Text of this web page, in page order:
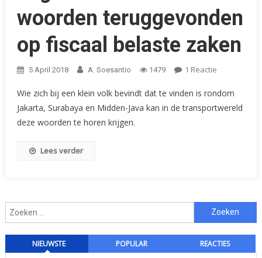
woorden teruggevonden
op fiscaal belaste zaken
5 April 2018 A. Soesantio 1479 1 ReactieOp
Voor
Beginners:
Zaken
Wie zich bij een klein volk bevindt dat te vinden is rondom
Jakarta, Surabaya en Midden-Java kan in de transportwereld
deze woorden te horen krijgen.
Lees verder
Zoeken
naar:
NIEUWSTE POPULAR REACTIES